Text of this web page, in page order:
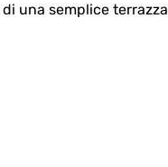
una semplice terrazza